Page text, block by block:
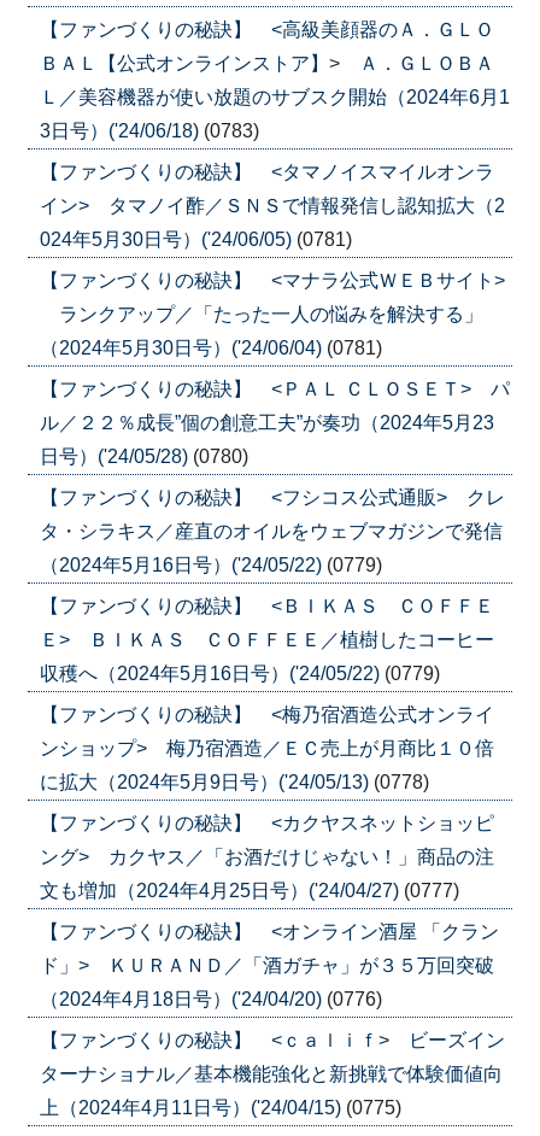
【ファンづくりの秘訣】 <高級美顔器のＡ．ＧＬＯ
ＢＡＬ【公式オンラインストア】> Ａ．ＧＬＯＢＡ
Ｌ／美容機器が使い放題のサブスク開始（2024年6月1
3日号）('24/06/18) (0783)
【ファンづくりの秘訣】 <タマノイスマイルオンラ
イン> タマノイ酢／ＳＮＳで情報発信し認知拡大（2
024年5月30日号）('24/06/05) (0781)
【ファンづくりの秘訣】 <マナラ公式ＷＥＢサイト>
ランクアップ／「たった一人の悩みを解決する」
（2024年5月30日号）('24/06/04) (0781)
【ファンづくりの秘訣】 <ＰＡＬ ＣＬＯＳＥＴ> パ
ル／２２％成長”個の創意工夫”が奏功（2024年5月23
日号）('24/05/28) (0780)
【ファンづくりの秘訣】 <フシコス公式通販> クレ
タ・シラキス／産直のオイルをウェブマガジンで発信
（2024年5月16日号）('24/05/22) (0779)
【ファンづくりの秘訣】 <ＢＩＫＡＳ ＣＯＦＦＥ
Ｅ> ＢＩＫＡＳ ＣＯＦＦＥＥ／植樹したコーヒー
収穫へ（2024年5月16日号）('24/05/22) (0779)
【ファンづくりの秘訣】 <梅乃宿酒造公式オンライ
ンショップ> 梅乃宿酒造／ＥＣ売上が月商比１０倍
に拡大（2024年5月9日号）('24/05/13) (0778)
【ファンづくりの秘訣】 <カクヤスネットショッピ
ング> カクヤス／「お酒だけじゃない！」商品の注
文も増加（2024年4月25日号）('24/04/27) (0777)
【ファンづくりの秘訣】 <オンライン酒屋 「クラン
ド」> ＫＵＲＡＮＤ／「酒ガチャ」が３５万回突破
（2024年4月18日号）('24/04/20) (0776)
【ファンづくりの秘訣】 <ｃａｌｉｆ> ビーズイン
ターナショナル／基本機能強化と新挑戦で体験価値向
上（2024年4月11日号）('24/04/15) (0775)